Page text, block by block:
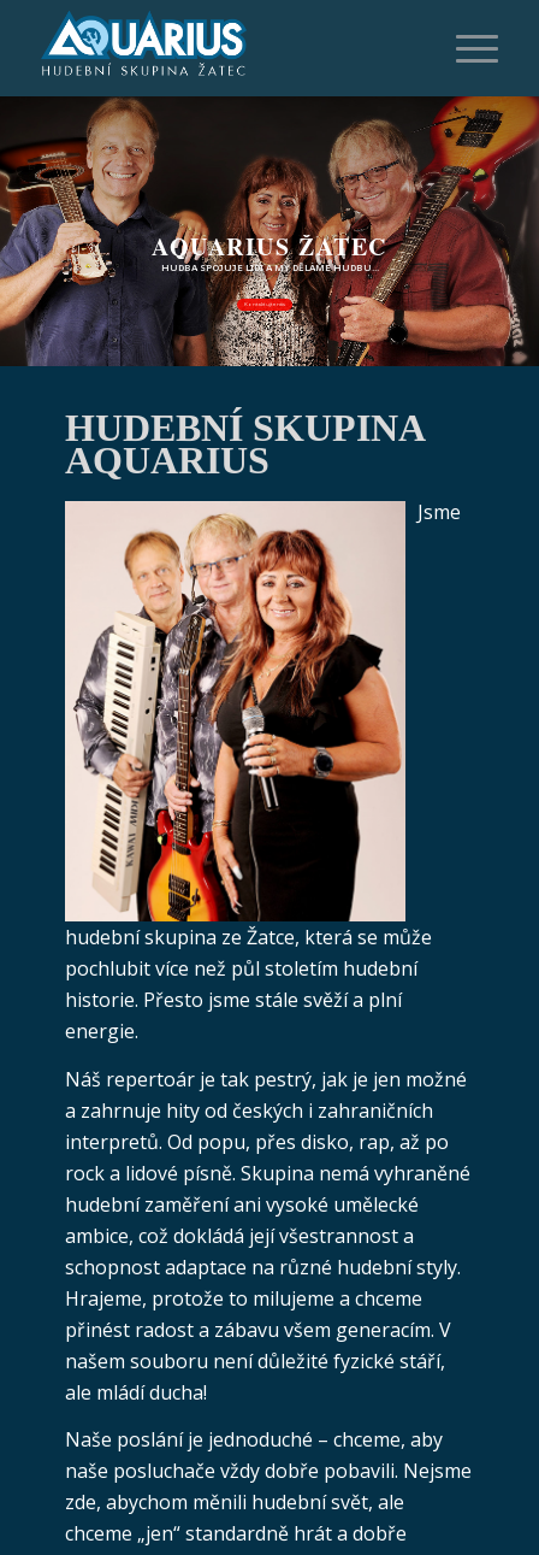
AQUARIUS ŽATEC
HUDBA SPOJUJE LIDI A MY DĚLÁME HUDBU...
Kontaktujte nás
HUDEBNÍ SKUPINA
AQUARIUS
Jsme
hudební skupina ze Žatce, která se může
pochlubit více než půl stoletím hudební
historie. Přesto jsme stále svěží a plní
energie.
Náš repertoár je tak pestrý, jak je jen možné
a zahrnuje hity od českých i zahraničních
interpretů. Od popu, přes disko, rap, až po
rock a lidové písně. Skupina nemá vyhraněné
hudební zaměření ani vysoké umělecké
ambice, což dokládá její všestrannost a
schopnost adaptace na různé hudební styly.
Hrajeme, protože to milujeme a chceme
přinést radost a zábavu všem generacím. V
našem souboru není důležité fyzické stáří,
ale mládí ducha!
Naše poslání je jednoduché – chceme, aby
naše posluchače vždy dobře pobavili. Nejsme
zde, abychom měnili hudební svět, ale
chceme „jen“ standardně hrát a dobře